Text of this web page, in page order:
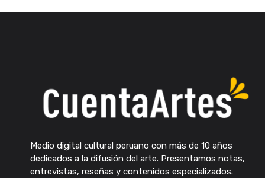
Medio digital cultural peruano con más de 10 años
dedicados a la difusión del arte. Presentamos notas,
entrevistas, reseñas y contenidos especializados.